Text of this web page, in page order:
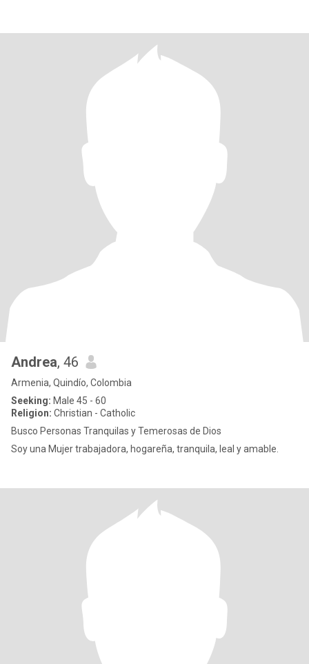
Andrea, 46
Armenia, Quindío, Colombia
Seeking: Male 45 - 60
Religion: Christian - Catholic
Busco Personas Tranquilas y Temerosas de Dios
Soy una Mujer trabajadora, hogareña, tranquila, leal y amable.